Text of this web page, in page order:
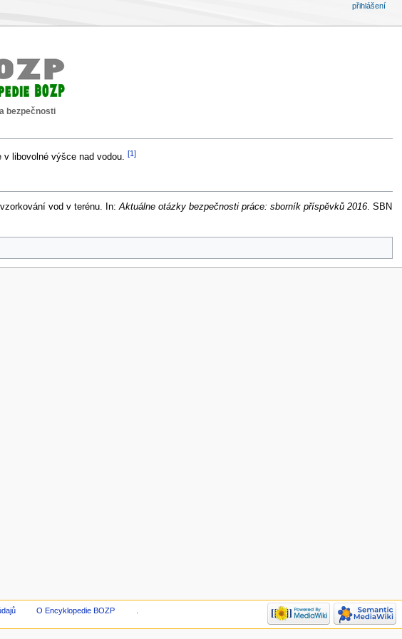
bezpečnosti
libovolné výšce nad vodou. [1]
vod v terénu. In:Aktuálne otázky bezpečnosti práce: sborník příspěvků 2016. SBN
přihlášení
O Encyklopedie BOZP